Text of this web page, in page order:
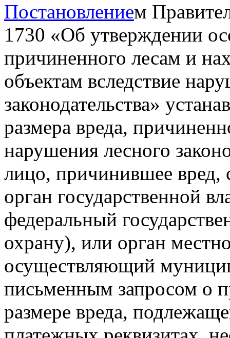
Постановлением
1730 «Об утверждении
причиненного лесам и
объектам вследствие
законодательства»
размера вреда,
нарушения лесного
лицо, причинившее вред,
орган государственной
федеральный
охрану), или орган
осуществляющий
письменным запросом о
размере вреда,